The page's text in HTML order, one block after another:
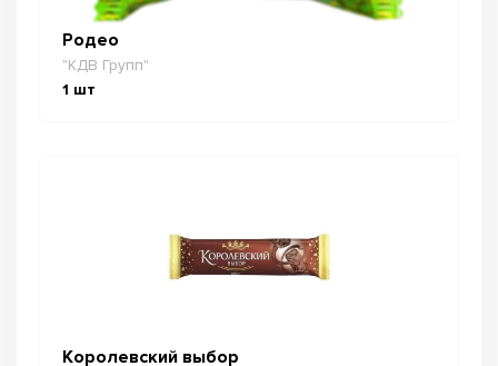
Родео
"КДВ Групп"
1 шт
Королевский выбор